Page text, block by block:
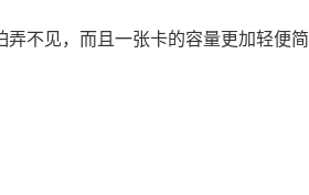
不见，而且一张卡的容量更加轻便简